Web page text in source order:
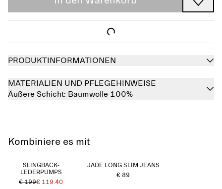
PRODUKTINFORMATIONEN
MATERIALIEN UND PFLEGEHINWEISE
Äußere Schicht: Baumwolle 100%
Kombiniere es mit
SLINGBACK-
LEDERPUMPS
€ 199€ 119.40
JADE LONG SLIM JEANS
€ 89